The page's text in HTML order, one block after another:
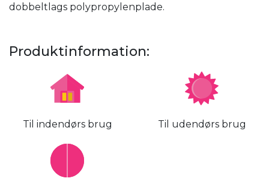
dobbeltlags polypropylenplade.
Produktinformation:
Til indendørs brug Til udendørs brug